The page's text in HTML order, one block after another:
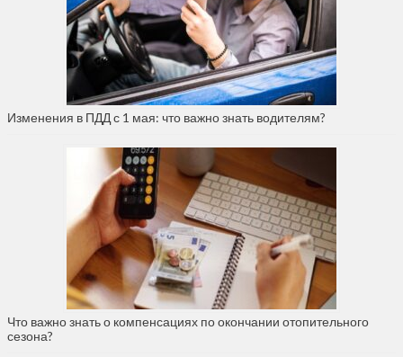
Изменения в ПДД с 1 мая: что важно знать водителям?
Что важно знать о компенсациях по окончании отопительного
сезона?